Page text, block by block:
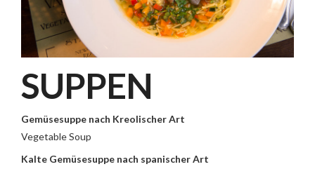
SUPPEN
Gemüsesuppe nach Kreolischer Art
Vegetable Soup
Kalte Gemüsesuppe nach spanischer Art